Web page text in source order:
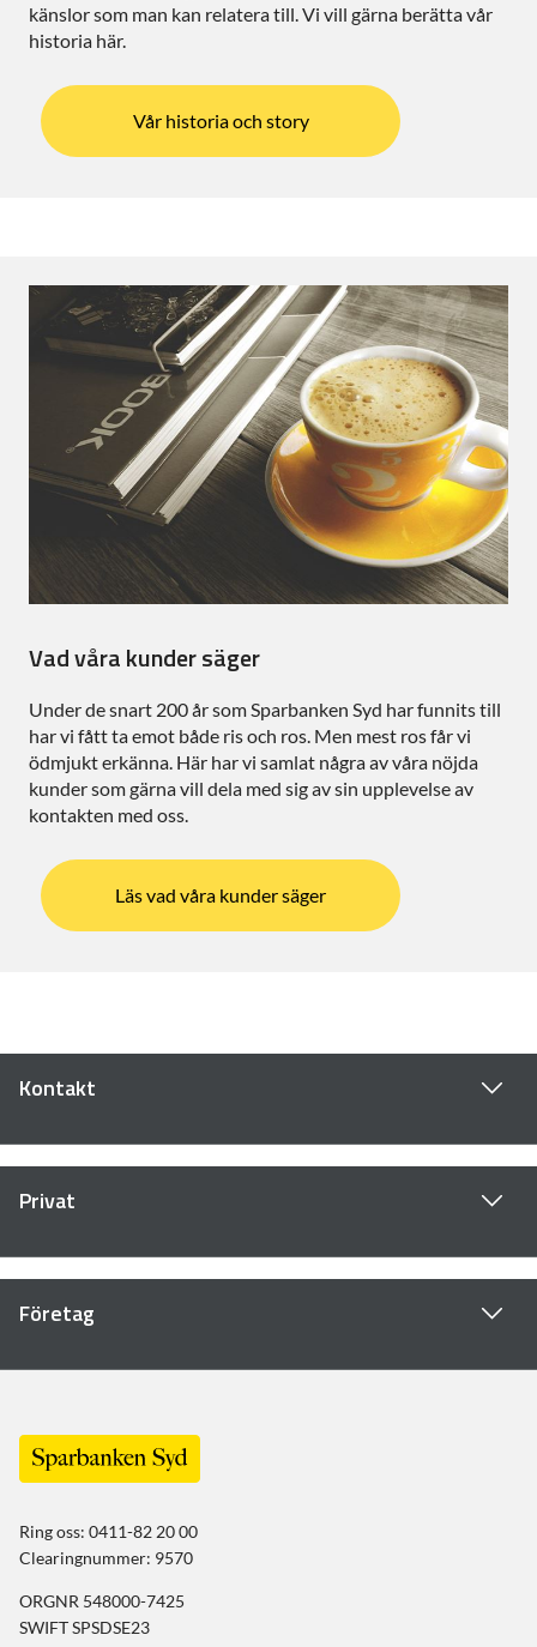
känslor som man kan relatera till. Vi vill gärna berätta vår
historia här.
Vår historia och story
Vad våra kunder säger
Under de snart 200 år som Sparbanken Syd har funnits till
har vi fått ta emot både ris och ros. Men mest ros får vi
ödmjukt erkänna. Här har vi samlat några av våra nöjda
kunder som gärna vill dela med sig av sin upplevelse av
kontakten med oss.
Läs vad våra kunder säger
Kontakt
Privat
Företag
Ring oss: 0411-82 20 00
Clearingnummer: 9570
ORGNR 548000-7425
SWIFT SPSDSE23